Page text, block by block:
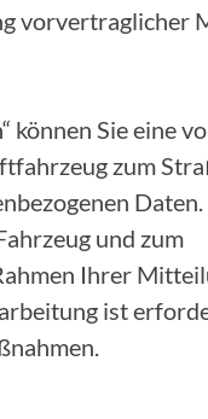
vorvertraglicher
können Sie eine
zum
Daten.
und zum
Ihrer
ist